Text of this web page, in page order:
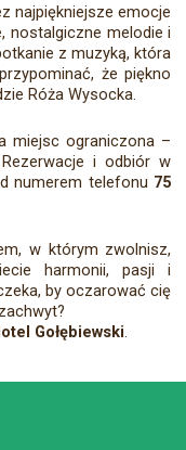
najpiękniejsze emocje
nostalgiczne melodie i
z muzyką, która
że piękno
Róża Wysocka.
miejsc ograniczona –
i odbiór w
numerem telefonu 75
w którym zwolnisz,
harmonii, pasji i
by oczarować cię
Gołębiewski.